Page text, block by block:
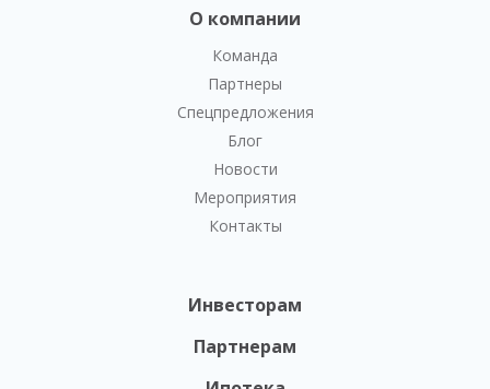
О компании
Команда
Партнеры
Спецпредложения
Блог
Новости
Мероприятия
Контакты
Инвесторам
Партнерам